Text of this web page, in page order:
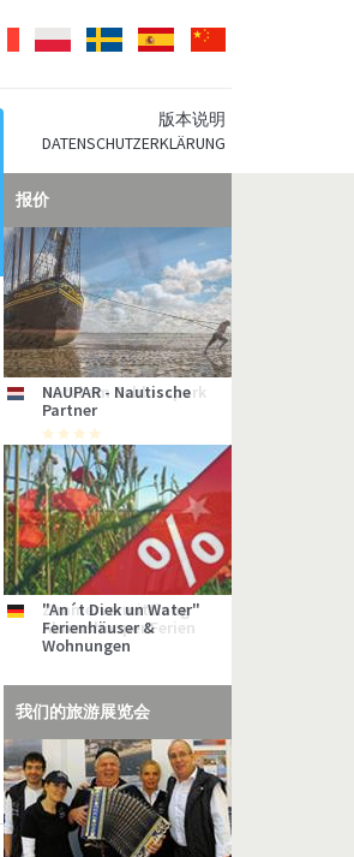
FrançaisPolski SvenskaEspañol
版本说明
DATENSCHUTZERKLÄRUNG
报价
nl
NAUPAR - Nautische
Partner
de
"An´t Diek un Water"
Ferienhäuser &
Wohnungen
de Hotel am Schlosspark
de
Zimmervermittlung
Ahrenshooper Ferien
de Ostseehotel Dierhagen
de Strandhotel Bene
de Hotel Aquamarin
de Hotel Aquantis
de Gästehaus Uthörn
de
Strandhäuser am
Leuchtturm
de Hotel Villa Weststrand
de Ferienanlage ZUM KNIRK
de Hotel Inselfriede
我们的旅游展览会